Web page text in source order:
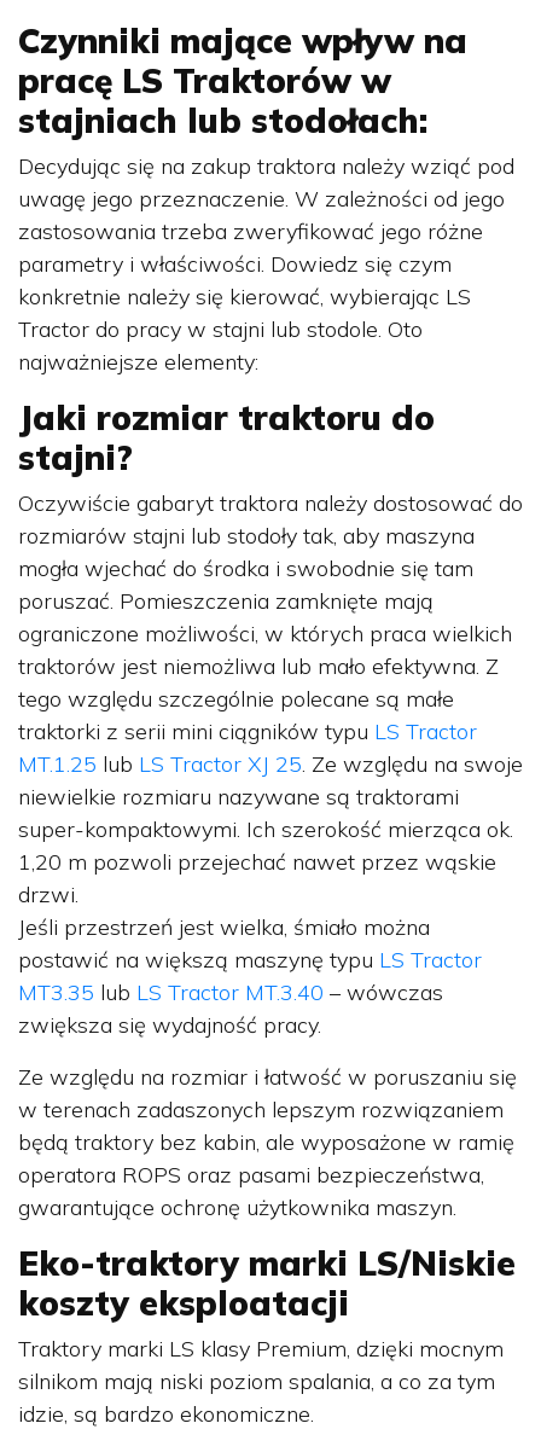
Czynniki mające wpływ na
pracę LS Traktorów w
stajniach lub stodołach:
Decydując się na zakup traktora należy wziąć pod
uwagę jego przeznaczenie. W zależności od jego
zastosowania trzeba zweryfikować jego różne
parametry i właściwości. Dowiedz się czym
konkretnie należy się kierować, wybierając LS
Tractor do pracy w stajni lub stodole. Oto
najważniejsze elementy:
Jaki rozmiar traktoru do
stajni?
Oczywiście gabaryt traktora należy dostosować do
rozmiarów stajni lub stodoły tak, aby maszyna
mogła wjechać do środka i swobodnie się tam
poruszać. Pomieszczenia zamknięte mają
ograniczone możliwości, w których praca wielkich
traktorów jest niemożliwa lub mało efektywna. Z
tego względu szczególnie polecane są małe
traktorki z serii mini ciągników typu LS Tractor
MT.1.25 lub LS Tractor XJ 25. Ze względu na swoje
niewielkie rozmiaru nazywane są traktorami
super-kompaktowymi. Ich szerokość mierząca ok.
1,20 m pozwoli przejechać nawet przez wąskie
drzwi.
Jeśli przestrzeń jest wielka, śmiało można
postawić na większą maszynę typu LS Tractor
MT3.35 lub LS Tractor MT.3.40 – wówczas
zwiększa się wydajność pracy.
Ze względu na rozmiar i łatwość w poruszaniu się
w terenach zadaszonych lepszym rozwiązaniem
będą traktory bez kabin, ale wyposażone w ramię
operatora ROPS oraz pasami bezpieczeństwa,
gwarantujące ochronę użytkownika maszyn.
Eko-traktory marki LS/Niskie
koszty eksploatacji
Traktory marki LS klasy Premium, dzięki mocnym
silnikom mają niski poziom spalania, a co za tym
idzie, są bardzo ekonomiczne.